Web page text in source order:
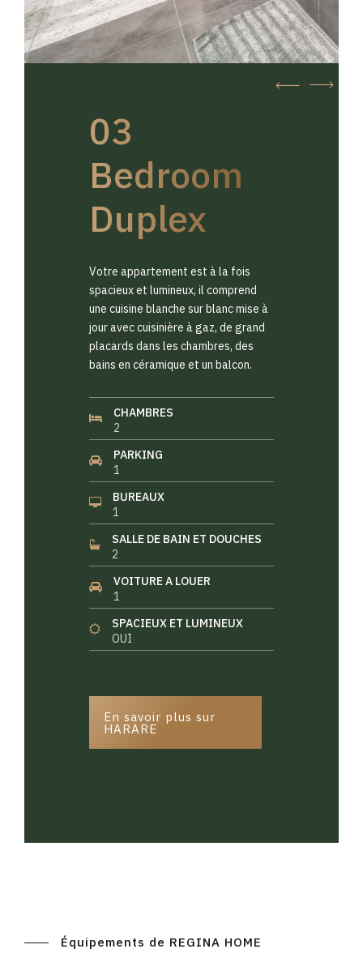
03
Bedroom
Duplex
Votre appartement est à la fois
spacieux et lumineux, il comprend
une cuisine blanche sur blanc mise à
jour avec cuisinière à gaz, de grand
placards dans les chambres, des
bains en céramique et un balcon.
CHAMBRES
2
PARKING
1
BUREAUX
1
SALLE DE BAIN ET DOUCHES
2
VOITURE A LOUER
1
SPACIEUX ET LUMINEUX
OUI
En savoir plus sur
HARARE
Équipements de REGINA HOME